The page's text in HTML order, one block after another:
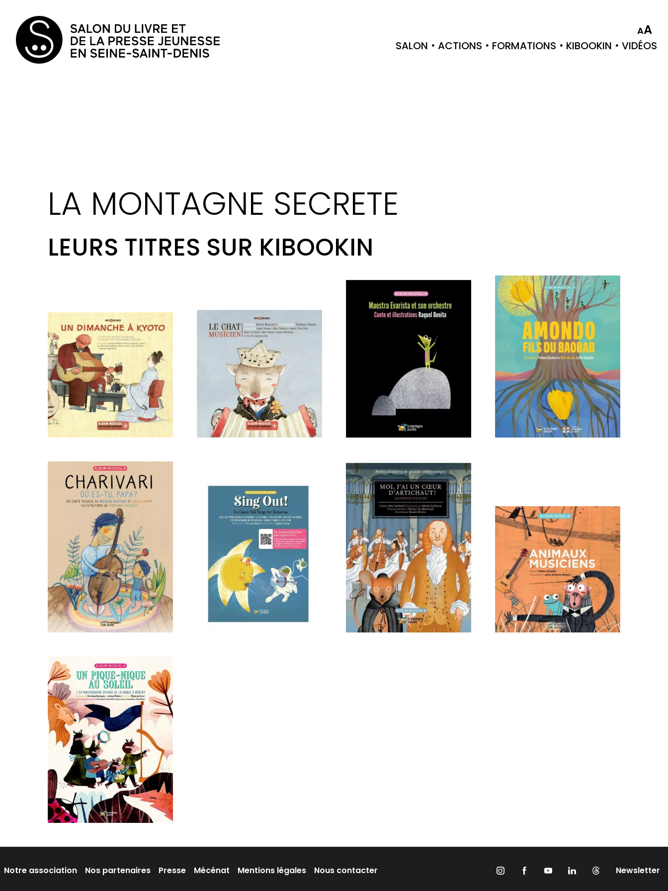
AA
SALON ACTIONS FORMATIONS KIBOOKIN VIDÉOS
LA MONTAGNE SECRETE
LEURS TITRES SUR KIBOOKIN
Notre association Nos partenaires Presse Mécénat Mentions légales Nous contacter Newsletter